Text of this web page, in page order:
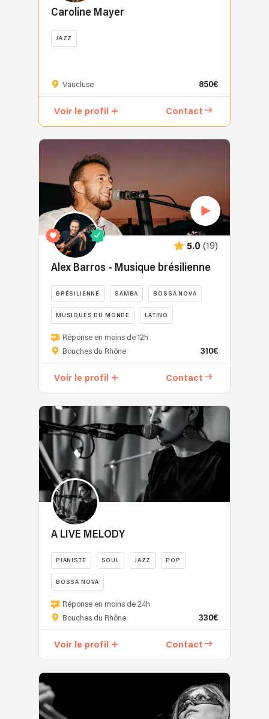
Caroline Mayer
JAZZ
Vaucluse 850€
Voir le profil Contact
5.0 (19)
Alex Barros - Musique brésilienne
BRÉSILIENNE SAMBA BOSSA NOVA
MUSIQUES DU MONDE LATINO
Réponse en moins de 12h
Bouches du Rhône
310€
Voir le profil Contact
A LIVE MELODY
PIANISTE SOUL JAZZ POP
BOSSA NOVA
Réponse en moins de 24h
Bouches du Rhône
330€
Voir le profil Contact